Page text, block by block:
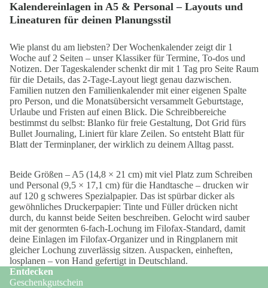
Kalendereinlagen in A5 & Personal – Layouts und
Lineaturen für deinen Planungsstil
Wie planst du am liebsten? DerWochenkalenderzeigt dir 1
Woche auf 2 Seiten – unser Klassiker für Termine, To-dos und
Notizen. DerTageskalenderschenkt dir mit 1 Tag pro Seite Raum
für die Details, das 2-Tage-Layout liegt genau dazwischen.
Familien nutzen den Familienkalendermit einer eigenen Spalte
pro Person, und die Monatsübersicht versammelt Geburtstage,
Urlaube und Fristen auf einen Blick. Die Schreibbereiche
bestimmst du selbst: Blanko für freie Gestaltung, Dot Grid fürs
Bullet Journaling, Liniert für klare Zeilen. So entsteht Blatt für
Blatt der Terminplaner, der wirklich zu deinem Alltag passt.
Beide Größen – A5 (14,8 × 21 cm) mit viel Platz zum Schreiben
und Personal (9,5 × 17,1 cm) für die Handtasche – drucken wir
auf 120 g schweres Spezialpapier. Das ist spürbar dicker als
gewöhnliches Druckerpapier: Tinte und Füller drücken nicht
durch, du kannst beide Seiten beschreiben. Gelocht wird sauber
mit der genormten 6-fach-Lochung im Filofax-Standard, damit
deine Einlagen im Filofax-Organizer und in Ringplanern mit
gleicher Lochung zuverlässig sitzen. Auspacken, einheften,
losplanen – von Hand gefertigt in Deutschland.
Entdecken
Geschenkgutschein